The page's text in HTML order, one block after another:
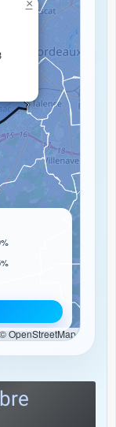
fibre...
×
© OpenStreetMap